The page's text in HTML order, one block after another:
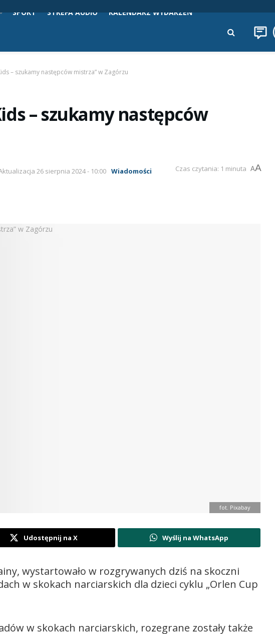
SPORT STREFA AUDIO KALENDARZ WYDARZEŃ
– szukamy następców mistrza” w Zagórzu
– szukamy następców
26 sierpnia 2024 - 10:00 Wiadomości Czas czytania: 1 minuta AA
fot. Pixabay
Udostępnij na X Wyślij na WhatsApp
wystartowało w rozgrywanych dziś na skoczni
w skokach narciarskich dla dzieci cyklu „Orlen Cup
w skokach narciarskich, rozegrane zostały także